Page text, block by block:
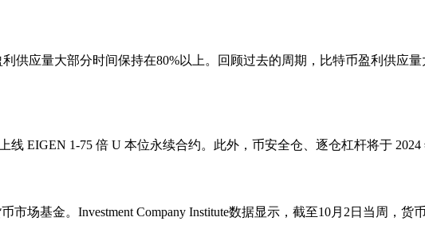
供应量大部分时间保持在80%以上。回顾过去的周期，比特币盈利供应
线 EIGEN 1-75 倍 U 本位永续合约。此外，币安全仓、逐仓杠杆将于
场基金。Investment Company Institute数据显示，截至10月2日当周，